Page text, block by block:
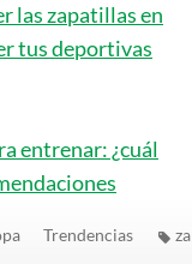
las zapatillas en
tus deportivas
entrenar: ¿cuál
Trendencias